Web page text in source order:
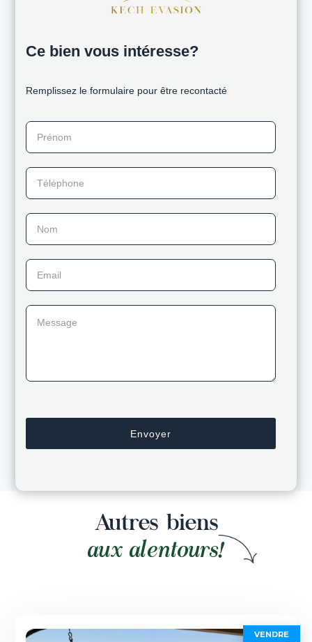
Ce bien vous intéresse?
Remplissez le formulaire pour être recontacté
Autres biens
aux alentours!
VENDRE